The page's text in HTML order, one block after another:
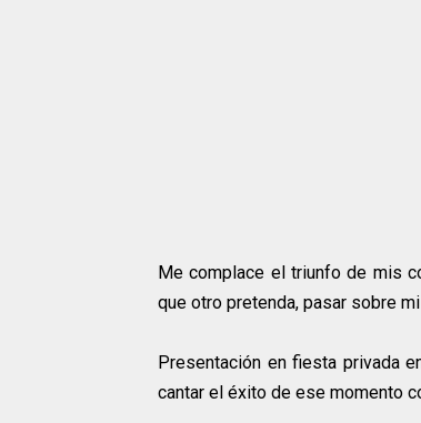
Me complace el triunfo de mis
que otro pretenda, pasar sobre
Presentación en fiesta privada
cantar el éxito de ese momento